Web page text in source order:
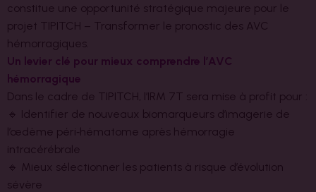
constitue une opportunité stratégique majeure pour le
projet TIPITCH – Transformer le pronostic des AVC
hémorragiques.
Un levier clé pour mieux comprendre l’AVC
hémorragique
Dans le cadre de TIPITCH, l’IRM 7T sera mise à profit pour :
🔹 Identifier de nouveaux biomarqueurs d’imagerie de
l’œdème péri‑hématome après hémorragie
intracérébrale
🔹 Mieux sélectionner les patients à risque d’évolution
sévère